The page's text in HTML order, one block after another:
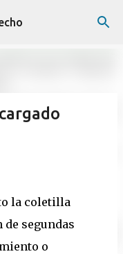
la coletilla
de segundas
o